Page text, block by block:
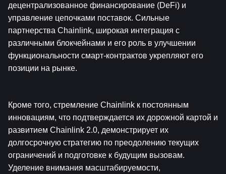
децентрализованное финансирование (DeFi) и
управление цепочками поставок. Сильные
партнерства Chainlink, широкая интеграция с
различными блокчейнами и его роль в улучшении
функциональности смарт-контрактов укрепляют его
позиции на рынке.
Кроме того, стремление Chainlink к постоянным
инновациям, что подтверждается их дорожной картой и
развитием Chainlink 2.0, демонстрирует их
долгосрочную стратегию по преодолению текущих
ограничений и подготовке к будущим вызовам.
Уделение внимания масштабируемости,